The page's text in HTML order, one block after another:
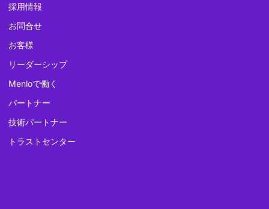
採用情報
お問合せ
お客様
リーダーシップ
Menloで働く
パートナー
技術パートナー
トラストセンター